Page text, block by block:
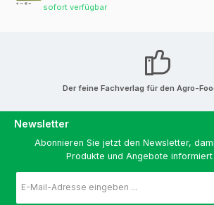
sofort verfügbar
Der feine Fachverlag für den Agro-
Newsletter
Abonnieren Sie jetzt den Newsletter,
Produkte und Angebote
Mail-